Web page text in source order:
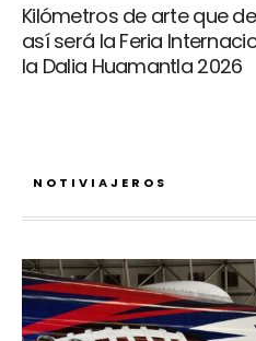
Kilómetros de arte que
así será la Feria
la Dalia Huamantla 2026
NOTIVIAJEROS